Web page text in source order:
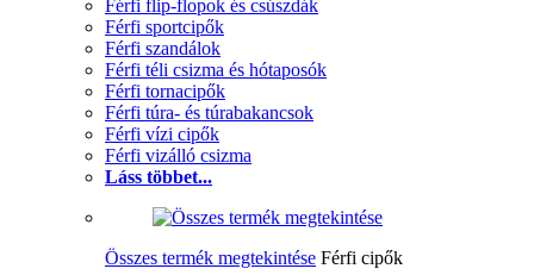
Férfi flip-flopok és csúszdák
Férfi sportcipők
Férfi szandálok
Férfi téli csizma és hótaposók
Férfi tornacipők
Férfi túra- és túrabakancsok
Férfi vízi cipők
Férfi vizálló csizma
Láss többet...
Összes termék megtekintése Férfi cipők